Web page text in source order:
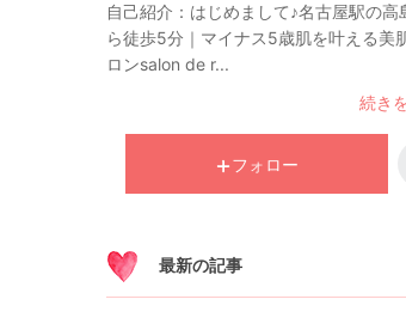
自己紹介： はじめまして♪名古屋駅の高
ら徒歩5分｜マイナス5歳肌を叶える美
ロンsalon de r...
続き
フォロー
最新の記事